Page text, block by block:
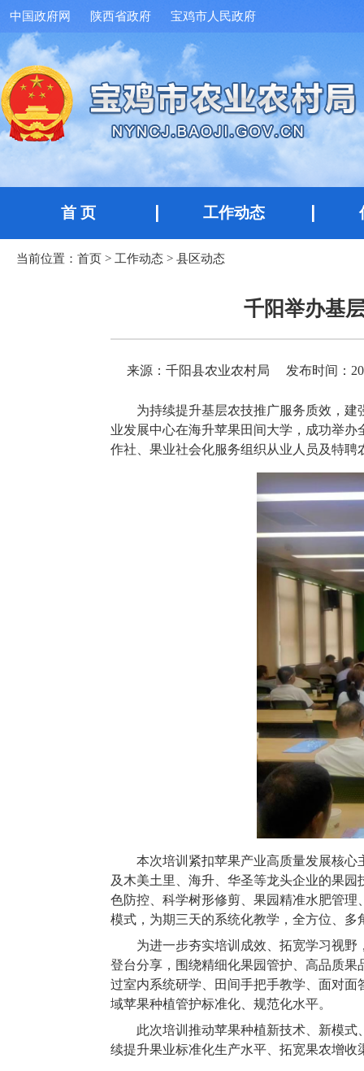
中国政府网 陕西省政府 宝鸡市人民政府
首 页 工作动态
当前位置： 首页 > 工作动态 > 县区动态
千阳举办基
来源：千阳县农业农村局 发布时间：
为持续提升基层农技推广服务质效，
业发展中心在海升苹果田间大学，成功举
作社、果业社会化服务组织从业人员及特
本次培训紧扣苹果产业高质量发展核
及木美土里、海升、华圣等龙头企业的果
色防控、科学树形修剪、果园精准水肥管
模式，为期三天的系统化教学，全方位、
为进一步夯实培训成效、拓宽学习视
登台分享，围绕精细化果园管护、高品质
过室内系统研学、田间手把手教学、面对
域苹果种植管护标准化、规范化水平。
此次培训推动苹果种植新技术、新模
续提升果业标准化生产水平、拓宽果农增